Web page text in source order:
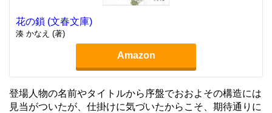
花の鎖 (文春文庫)
湊 かなえ (著)
Amazon
登場人物の名前やタイトルから序盤でおおよその構造には
見当がついたが、仕掛けに気づいたからこそ、期待通りに